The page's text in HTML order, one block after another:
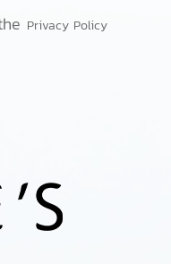
Privacy Policy